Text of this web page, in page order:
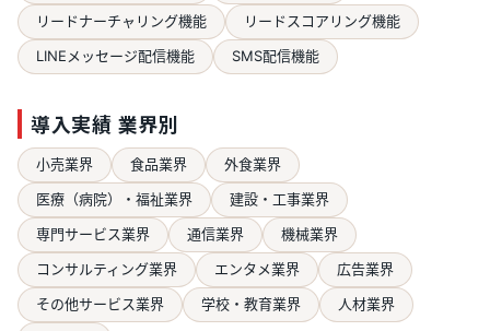
リードナーチャリング機能
リードスコアリング機能
LINEメッセージ配信機能
SMS配信機能
導入実績 業界別
小売業界 食品業界
外食業界
医療（病院）・福祉業界
建設・工事業界
専門サービス業界
通信業界
機械業界
コンサルティング業界
エンタメ業界
広告業界
その他サービス業界
学校・教育業界
人材業界